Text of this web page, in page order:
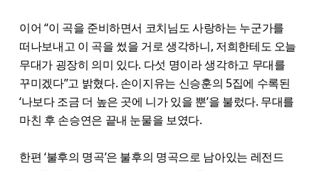
이어 “이 곡을 준비하면서 코치님도 사랑하는 누군가를
떠나보내고 이 곡을 썼을 거로 생각하니, 저희한테도 오늘
무대가 굉장히 의미 있다. 다섯 명이라 생각하고 무대를
꾸미겠다”고 밝혔다. 손이지유는 신승훈의 5집에 수록된
‘나보다 조금 더 높은 곳에 니가 있을 뿐’을 불렀다. 무대를
마친 후 손승연은 끝내 눈물을 보였다.
한편 ‘불후의 명곡’은 불후의 명곡으로 남아있는 레전드